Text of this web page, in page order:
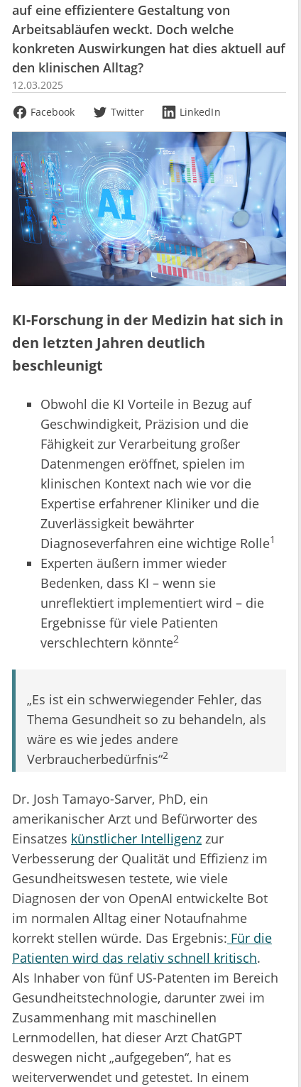
auf eine effizientere Gestaltung von
Arbeitsabläufen weckt. Doch welche
konkreten Auswirkungen hat dies aktuell auf
den klinischen Alltag?
12.03.2025
Facebook
Twitter LinkedIn
KI-Forschung in der Medizin hat sich in
den letzten Jahren deutlich
beschleunigt
Obwohl die KI Vorteile in Bezug auf
Geschwindigkeit, Präzision und die
Fähigkeit zur Verarbeitung großer
Datenmengen eröffnet, spielen im
klinischen Kontext nach wie vor die
Expertise erfahrener Kliniker und die
Zuverlässigkeit bewährter
Diagnoseverfahren eine wichtige Rolle1
Experten äußern immer wieder
Bedenken, dass KI – wenn sie
unreflektiert implementiert wird – die
Ergebnisse für viele Patienten
verschlechtern könnte2
„Es ist ein schwerwiegender Fehler, das
Thema Gesundheit so zu behandeln, als
wäre es wie jedes andere
Verbraucherbedürfnis“2
Dr. Josh Tamayo-Sarver, PhD, ein
amerikanischer Arzt und Befürworter des
Einsatzes künstlicher Intelligenz zur
Verbesserung der Qualität und Effizienz im
Gesundheitswesen testete, wie viele
Diagnosen der von OpenAI entwickelte Bot
im normalen Alltag einer Notaufnahme
korrekt stellen würde. Das Ergebnis: Für die
Patienten wird das relativ schnell kritisch.
Als Inhaber von fünf US-Patenten im Bereich
Gesundheitstechnologie, darunter zwei im
Zusammenhang mit maschinellen
Lernmodellen, hat dieser Arzt ChatGPT
deswegen nicht „aufgegeben“, hat es
weiterverwendet und getestet. In einem